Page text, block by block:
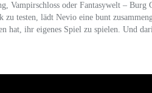
Vampirschloss oder Fantasywelt – Burg
zu testen, lädt Nevio eine bunt
hat, ihr eigenes Spiel zu spielen. Und